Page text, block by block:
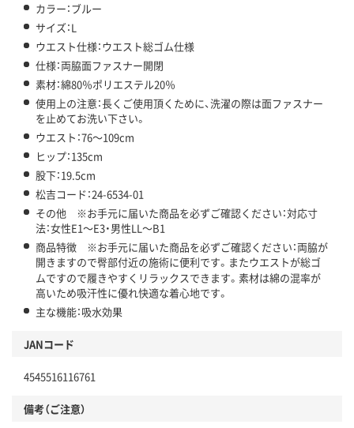
カラー：ブルー
サイズ：L
ウエスト仕様：ウエスト総ゴム仕様
仕様：両脇面ファスナー開閉
素材：綿80％ポリエステル20％
使用上の注意：長くご使用頂くために、洗濯の際は面ファスナー
を止めてお洗い下さい。
ウエスト：76～109cm
ヒップ：135cm
股下：19.5cm
松吉コード：24-6534-01
その他 ※お手元に届いた商品を必ずご確認ください：対応寸
法：女性E1～E3・男性LL～B1
商品特徴 ※お手元に届いた商品を必ずご確認ください：両脇が
開きますので臀部付近の施術に便利です。またウエストが総ゴ
ムですので履きやすくリラックスできます。素材は綿の混率が
高いため吸汗性に優れ快適な着心地です。
主な機能：吸水効果
JANコード
4545516116761
備考（ご注意）